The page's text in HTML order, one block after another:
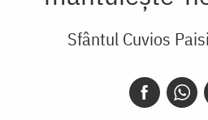
Sfântul Cuvios